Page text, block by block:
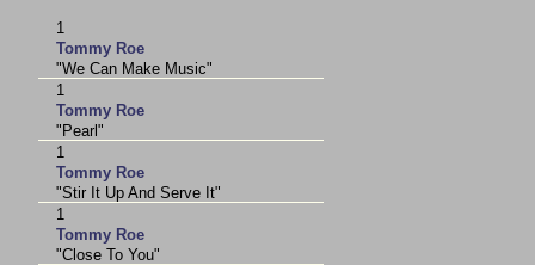
1
Tommy Roe
"We Can Make Music"
1
Tommy Roe
"Pearl"
1
Tommy Roe
"Stir It Up And Serve It"
1
Tommy Roe
"Close To You"